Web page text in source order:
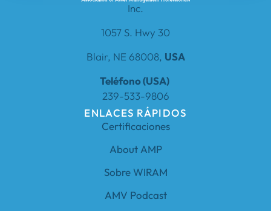
Inc.
1057 S. Hwy 30
Blair, NE 68008, USA
Teléfono (USA)
239-533-9806
ENLACES RÁPIDOS
Certificaciones
About AMP
Sobre WIRAM
AMV Podcast